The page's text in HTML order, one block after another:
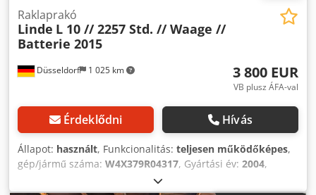
Düsseldorf 1 025 km
Raklaprakó
Linde L 10 // 2257 Std. // Waage //
Batterie 2015
3 800 EUR
VB plusz ÁFA-val
Érdeklődni Hívás
Állapot: használt, Funkcionalitás: teljesen működőképes,
gép/jármű száma: W4X379R04317, Gyártási év: 2004,
, teherbírás: